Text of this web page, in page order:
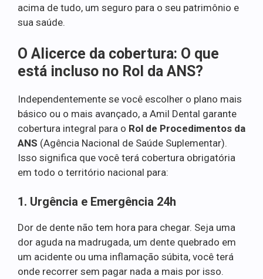
acima de tudo, um seguro para o seu patrimônio e
sua saúde.
O Alicerce da cobertura: O que
está incluso no Rol da ANS?
Independentemente se você escolher o plano mais
básico ou o mais avançado, a Amil Dental garante
cobertura integral para o Rol de Procedimentos da
ANS (Agência Nacional de Saúde Suplementar).
Isso significa que você terá cobertura obrigatória
em todo o território nacional para:
1. Urgência e Emergência 24h
Dor de dente não tem hora para chegar. Seja uma
dor aguda na madrugada, um dente quebrado em
um acidente ou uma inflamação súbita, você terá
onde recorrer sem pagar nada a mais por isso.